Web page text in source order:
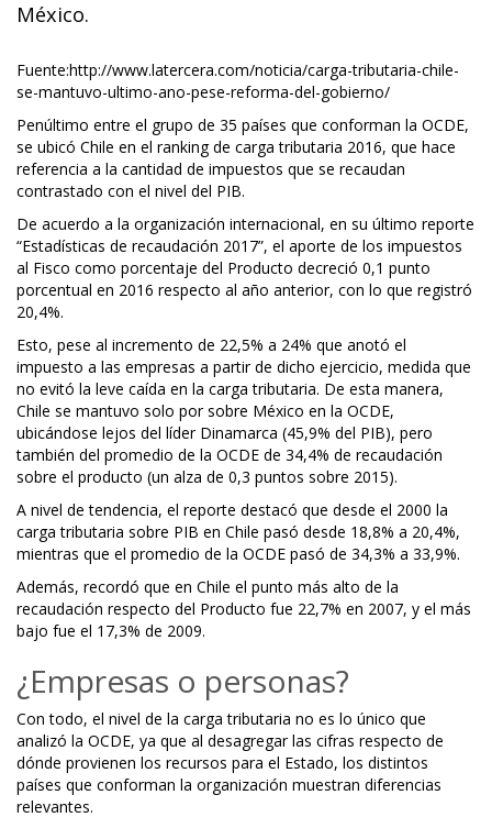
México.
Fuente:http://www.latercera.com/noticia/carga-tributaria-chile-
se-mantuvo-ultimo-ano-pese-reforma-del-gobierno/
Penúltimo entre el grupo de 35 países que conforman la OCDE,
se ubicó Chile en el ranking de carga tributaria 2016, que hace
referencia a la cantidad de impuestos que se recaudan
contrastado con el nivel del PIB.
De acuerdo a la organización internacional, en su último reporte
“Estadísticas de recaudación 2017”, el aporte de los impuestos
al Fisco como porcentaje del Producto decreció 0,1 punto
porcentual en 2016 respecto al año anterior, con lo que registró
20,4%.
Esto, pese al incremento de 22,5% a 24% que anotó el
impuesto a las empresas a partir de dicho ejercicio, medida que
no evitó la leve caída en la carga tributaria. De esta manera,
Chile se mantuvo solo por sobre México en la OCDE,
ubicándose lejos del líder Dinamarca (45,9% del PIB), pero
también del promedio de la OCDE de 34,4% de recaudación
sobre el producto (un alza de 0,3 puntos sobre 2015).
A nivel de tendencia, el reporte destacó que desde el 2000 la
carga tributaria sobre PIB en Chile pasó desde 18,8% a 20,4%,
mientras que el promedio de la OCDE pasó de 34,3% a 33,9%.
Además, recordó que en Chile el punto más alto de la
recaudación respecto del Producto fue 22,7% en 2007, y el más
bajo fue el 17,3% de 2009.
¿Empresas o personas?
Con todo, el nivel de la carga tributaria no es lo único que
analizó la OCDE, ya que al desagregar las cifras respecto de
dónde provienen los recursos para el Estado, los distintos
países que conforman la organización muestran diferencias
relevantes.